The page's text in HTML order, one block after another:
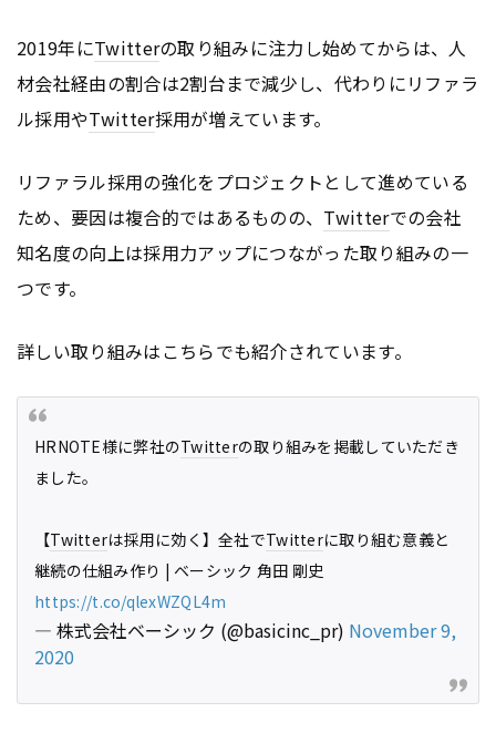
2019年にTwitterの取り組みに注力し始めてからは、人
材会社経由の割合は2割台まで減少し、代わりにリファラ
ル採用やTwitter採用が増えています。
リファラル採用の強化をプロジェクトとして進めている
ため、要因は複合的ではあるものの、 Twitterでの会社
知名度の向上は採用力アップにつながった取り組みの一
つです。
詳しい取り組みはこちらでも紹介されています。
HRNOTE様に弊社のTwitterの取り組みを掲載していただき
ました。
【Twitterは採用に効く】全社でTwitterに取り組む意義と
継続の仕組み作り | ベーシック 角田 剛史
https://t.co/qlexWZQL4m
— 株式会社ベーシック (@basicinc_pr) November 9,
2020